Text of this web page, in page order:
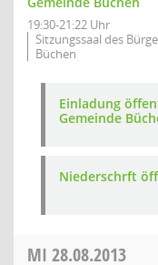
19:30-21:22 Uhr
Sitzungssaal des
Büchen
Einladung
Gemeinde
Niederschrft
MI 28.08.2013